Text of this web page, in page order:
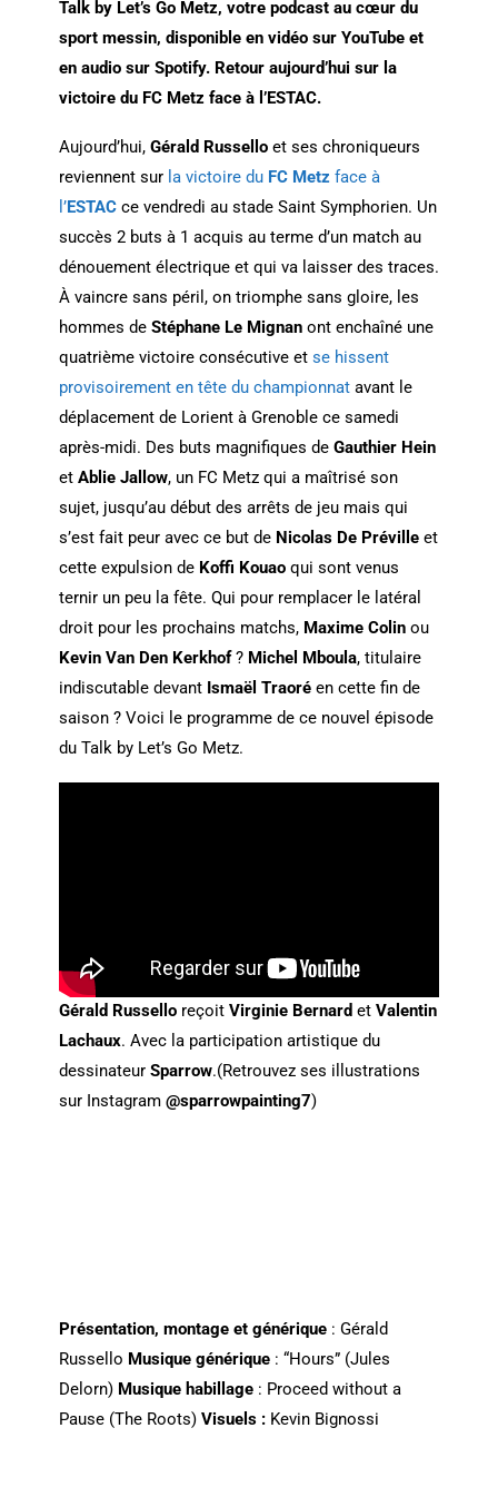
Talk by Let’s Go Metz, votre podcast au cœur du
sport messin, disponible en vidéo sur YouTube et
en audio sur Spotify. Retour aujourd’hui sur la
victoire du FC Metz face à l’ESTAC.
Aujourd’hui, Gérald Russelloet ses chroniqueurs
reviennent sur la victoire du FC Metzface à
l’ESTACce vendredi au stade Saint Symphorien. Un
succès 2 buts à 1 acquis au terme d’un match au
dénouement électrique et qui va laisser des traces.
À vaincre sans péril, on triomphe sans gloire, les
hommes de Stéphane Le Mignanont enchaîné une
quatrième victoire consécutive et se hissent
provisoirement en tête du championnatavant le
déplacement de Lorient à Grenoble ce samedi
après-midi. Des buts magnifiques de Gauthier Hein
et Ablie Jallow, un FC Metz qui a maîtrisé son
sujet, jusqu’au début des arrêts de jeu mais qui
s’est fait peur avec ce but de Nicolas De Prévilleet
cette expulsion de Koffi Kouaoqui sont venus
ternir un peu la fête. Qui pour remplacer le latéral
droit pour les prochains matchs, Maxime Colinou
Kevin Van Den Kerkhof? Michel Mboula, titulaire
indiscutable devant Ismaël Traoréen cette fin de
saison ? Voici le programme de ce nouvel épisode
du Talk by Let’s Go Metz.
Gérald Russelloreçoit Virginie Bernard et Valentin
Lachaux. Avec la participation artistique du
dessinateur Sparrow.(Retrouvez ses illustrations
sur Instagram @sparrowpainting7)
Présentation, montage et générique: Gérald
Russello Musique générique: “Hours” (Jules
Delorn) Musique habillage: Proceed without a
Pause (The Roots) Visuels :Kevin Bignossi